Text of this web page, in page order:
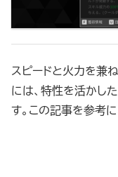
スピードと火力を兼
には、特性を活かし
す。この記事を参考